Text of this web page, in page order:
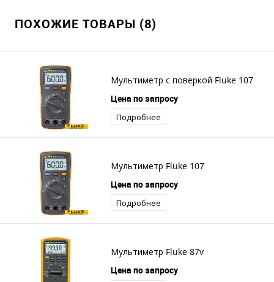
ПОХОЖИЕ ТОВАРЫ (8)
Мультиметр с поверкой Fluke 107
Цена по запросу
Подробнее
Мультиметр Fluke 107
Цена по запросу
Подробнее
Мультиметр Fluke 87v
Цена по запросу